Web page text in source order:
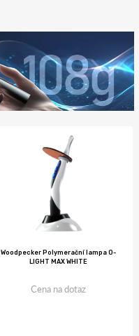
Woodpecker Polymerační lampa O-
LIGHT MAX WHITE
Cena na dotaz